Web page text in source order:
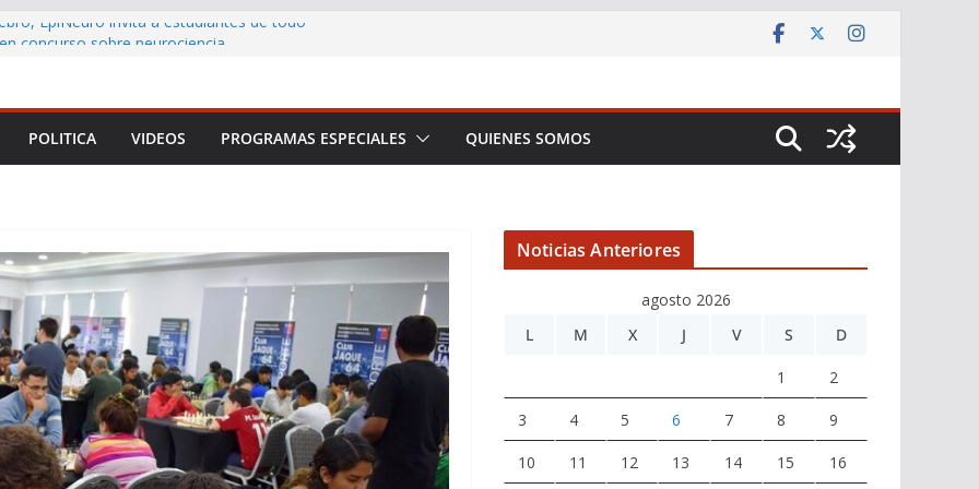
EpiNeuro invita a estudiantes de todo
y Parinacota realizó feria para
de la lactancia materna
POLITICA VIDEOS PROGRAMAS ESPECIALES QUIENES SOMOS
Noticias Anteriores
agosto 2026
L
M X J V S D
1 2
3 4 5 6 7 8 9
10 11 12 13 14 15 16